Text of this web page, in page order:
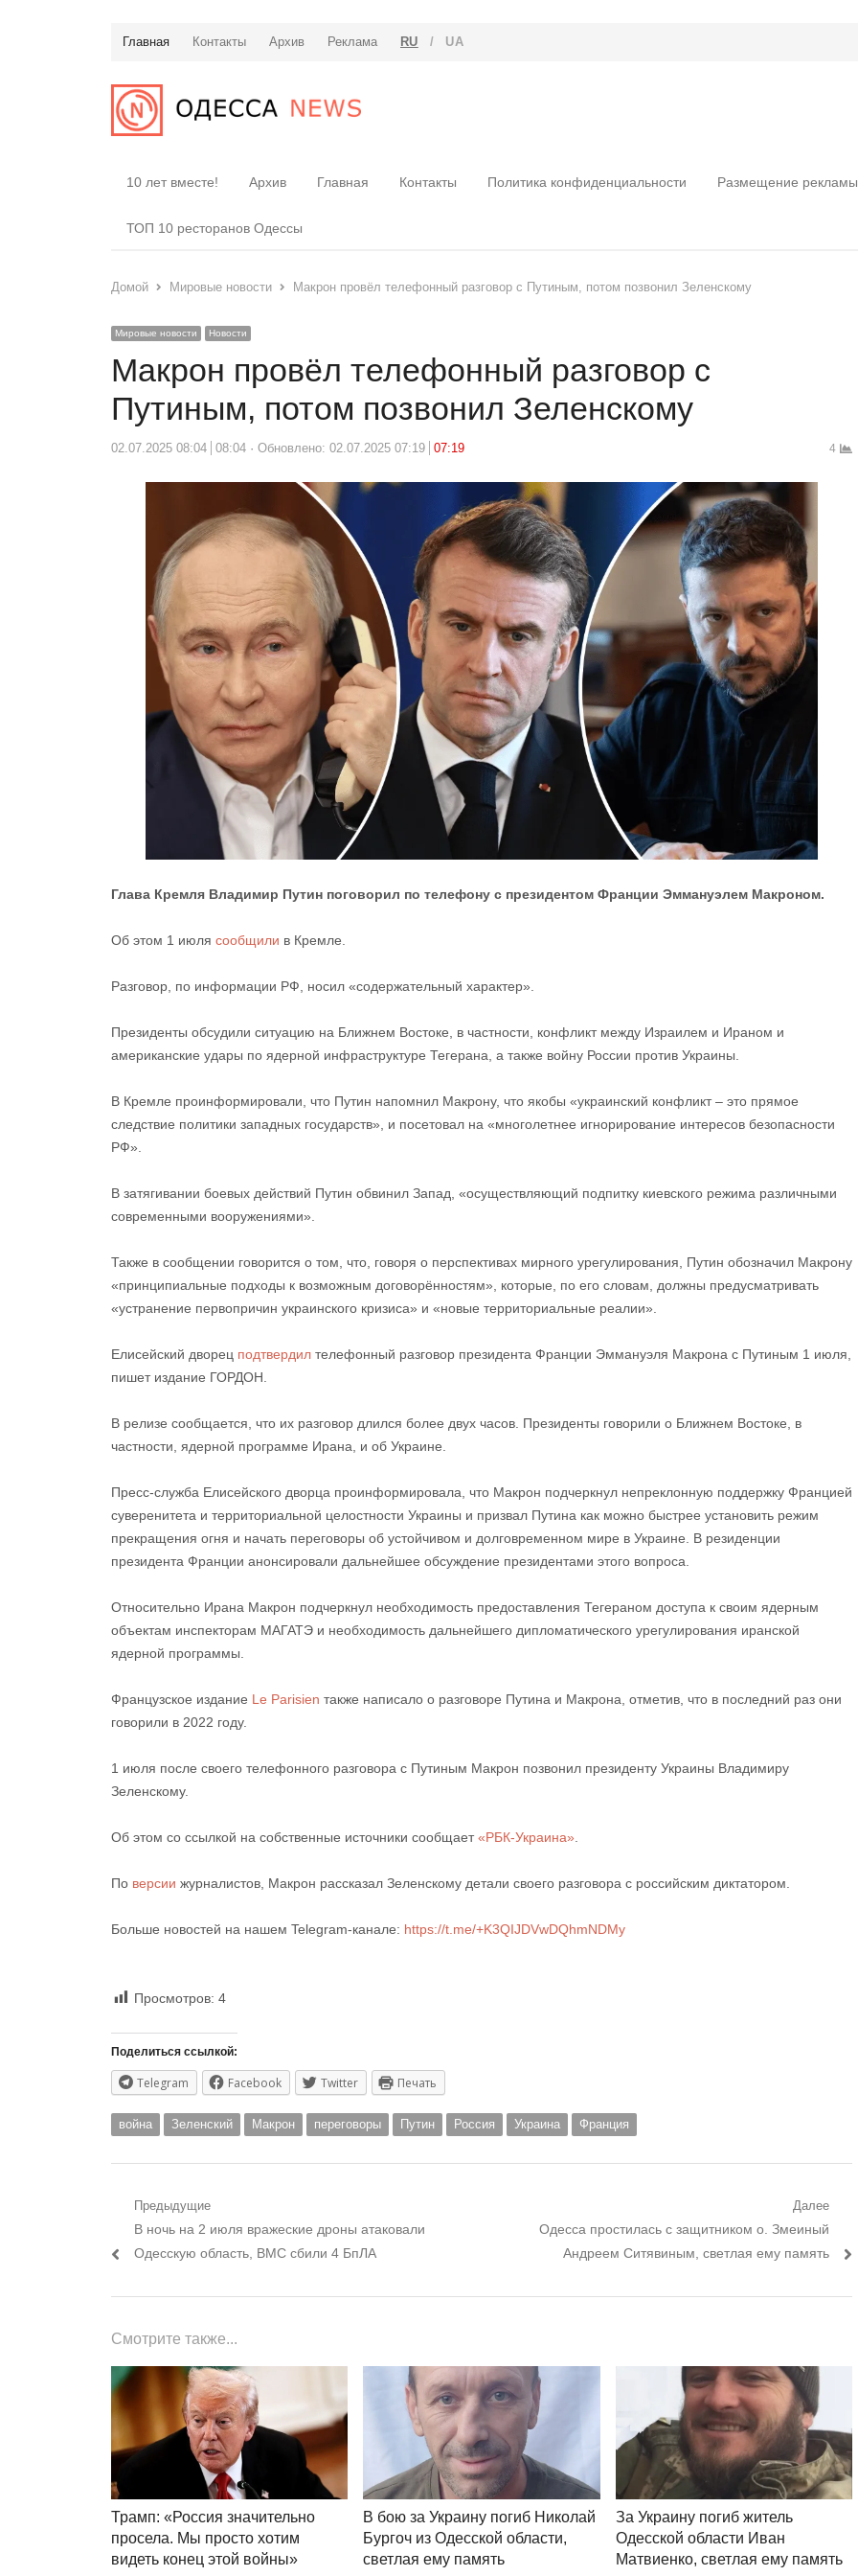
Главная Контакты Архив Реклама RU / UA
10 лет вместе! Архив Главная Контакты Политика конфиденциальности Размещение рекламы
ТОП 10 ресторанов Одессы
Домой Мировые новости Макрон провёл телефонный разговор с Путиным, потом позвонил Зеленскому
Мировые новости Новости
Макрон провёл телефонный разговор с
Путиным, потом позвонил Зеленскому
02.07.2025 08:04 08:04 Обновлено: 02.07.2025 07:19 07:19 4
Глава Кремля Владимир Путин поговорил по телефону с президентом Франции Эммануэлем Макроном.
Об этом 1 июля сообщили в Кремле.
Разговор, по информации РФ, носил «содержательный характер».
Президенты обсудили ситуацию на Ближнем Востоке, в частности, конфликт между Израилем и Ираном и
американские удары по ядерной инфраструктуре Тегерана, а также войну России против Украины.
В Кремле проинформировали, что Путин напомнил Макрону, что якобы «украинский конфликт – это прямое
следствие политики западных государств», и посетовал на «многолетнее игнорирование интересов безопасности
РФ».
В затягивании боевых действий Путин обвинил Запад, «осуществляющий подпитку киевского режима различными
современными вооружениями».
Также в сообщении говорится о том, что, говоря о перспективах мирного урегулирования, Путин обозначил Макрону
«принципиальные подходы к возможным договорённостям», которые, по его словам, должны предусматривать
«устранение первопричин украинского кризиса» и «новые территориальные реалии».
Елисейский дворец подтвердил телефонный разговор президента Франции Эммануэля Макрона с Путиным 1 июля,
пишет издание ГОРДОН.
В релизе сообщается, что их разговор длился более двух часов. Президенты говорили о Ближнем Востоке, в
частности, ядерной программе Ирана, и об Украине.
Пресс-служба Елисейского дворца проинформировала, что Макрон подчеркнул непреклонную поддержку Францией
суверенитета и территориальной целостности Украины и призвал Путина как можно быстрее установить режим
прекращения огня и начать переговоры об устойчивом и долговременном мире в Украине. В резиденции
президента Франции анонсировали дальнейшее обсуждение президентами этого вопроса.
Относительно Ирана Макрон подчеркнул необходимость предоставления Тегераном доступа к своим ядерным
объектам инспекторам МАГАТЭ и необходимость дальнейшего дипломатического урегулирования иранской
ядерной программы.
Французское издание Le Parisien также написало о разговоре Путина и Макрона, отметив, что в последний раз они
говорили в 2022 году.
1 июля после своего телефонного разговора с Путиным Макрон позвонил президенту Украины Владимиру
Зеленскому.
Об этом со ссылкой на собственные источники сообщает«РБК-Украина»
По версии журналистов, Макрон рассказал Зеленскому детали своего разговора с российским диктатором.
Больше новостей на нашем Telegram-канале: https://t.me/+K3QIJDVwDQhmNDMy
Просмотров: 4
Поделиться ссылкой:
Telegram Facebook Twitter Печать
война Зеленский Макрон переговоры Путин Россия Украина Франция
Навигация
по
Предыдущие
Предыдущий
пост:
В ночь на 2 июля вражеские дроны атаковали
Одесскую область, ВМС сбили 4 БпЛА
Далее
Следующий
пост:
Одесса простилась с защитником о. Змеиный
Андреем Ситявиным, светлая ему память
Смотрите также...
Трамп: «Россия значительно
просела. Мы просто хотим
видеть конец этой войны»
В бою за Украину погиб Николай
Бургоч из Одесской области,
светлая ему память
За Украину погиб житель
Одесской области Иван
Матвиенко, светлая ему память